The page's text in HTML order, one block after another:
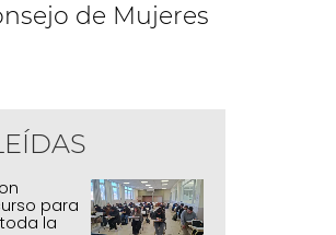
de Mujeres
para
la